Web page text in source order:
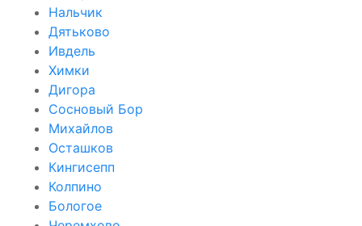
Нальчик
Дятьково
Ивдель
Химки
Дигора
Сосновый Бор
Михайлов
Осташков
Кингисепп
Колпино
Бологое